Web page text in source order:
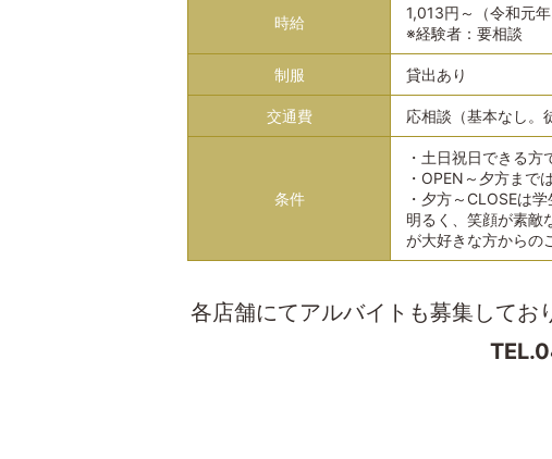
時給
1,013円～（令和元年
※経験者：要相談
制服 貸出あり
交通費 応相談（基本なし。
条件
・土日祝日できる
・OPEN～夕方まで
・夕方～CLOSEは
明るく、笑顔が素敵
が大好きな方からの
各店舗にてアルバイトも募集してお